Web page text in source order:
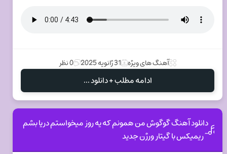
آهنگ های ویژه 31 ژانویه 2025 0 نظر
ادامه مطلب + دانلود ...
دانلود آهنگ گوگوش من همونم که یه روز میخواستم دریا بشم
~ ریمیکس با گیتار ورژن جدید